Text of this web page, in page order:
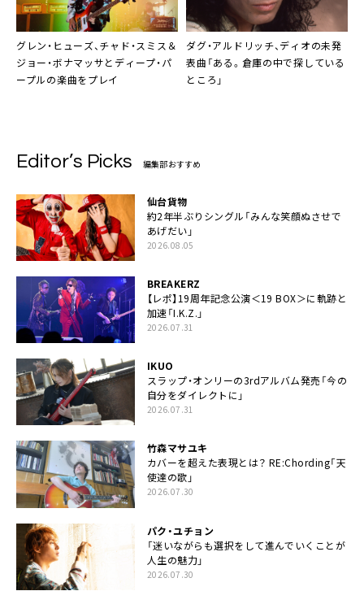
グレン・ヒューズ、チャド・スミス＆
ジョー・ボナマッサとディープ・パ
ープルの楽曲をプレイ
ダグ・アルドリッチ、ディオの未発
表曲「ある。倉庫の中で探している
ところ」
Editor’s Picks 編集部おすすめ
仙台貨物
約2年半ぶりシングル「みんな笑顔ぬさせで
あげだい」
2026.08.05
BREAKERZ
【レポ】19周年記念公演＜19 BOX＞に軌跡と
加速「I.K.Z.」
2026.07.31
IKUO
スラップ・オンリーの3rdアルバム発売「今の
自分をダイレクトに」
2026.07.31
竹森マサユキ
カバーを超えた表現とは？ RE:Chording「天
使達の歌」
2026.07.30
パク・ユチョン
「迷いながらも選択をして進んでいくことが
人生の魅力」
2026.07.30